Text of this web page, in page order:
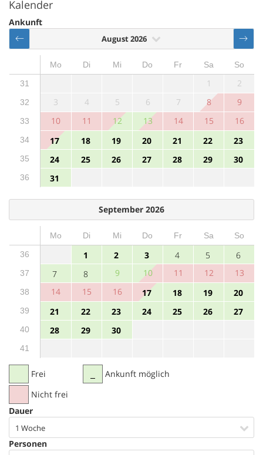
Kalender
Ankunft
August 2026
Mo Di Mi Do Fr Sa
So
31
1 2
32 3 4 5 6 7 8 9
33 10 11 12 13 14 15 16
34 17 18 19 20 21 22 23
35 24 25 26 27 28 29 30
36 31
September 2026
Mo Di Mi Do Fr Sa
So
36
1 2 3 4 5 6
37 7 8 9 10 11 12 13
38 14 15 16 17 18 19 20
39 21 22 23 24 25 26 27
40 28 29 30
41
Frei
Nicht frei
Ankunft möglich
Dauer
1 Woche
Personen